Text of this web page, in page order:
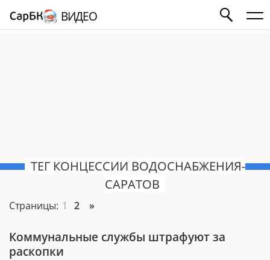
ВИДЕО
ТЕГ КОНЦЕССИИ ВОДОСНАБЖЕНИЯ-
САРАТОВ
Страницы: 1 2 »
Коммунальные службы штрафуют за
раскопки